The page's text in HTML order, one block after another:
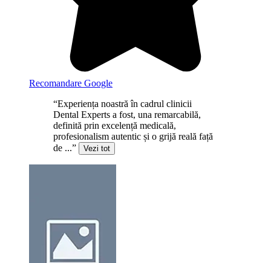
Recomandare Google
“Experiența noastră în cadrul clinicii
Dental Experts a fost, una remarcabilă,
definită prin excelență medicală,
profesionalism autentic și o grijă reală față
de ...”
Vezi tot